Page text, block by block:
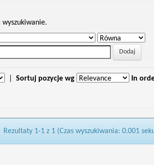
Sortuj pozycje wg In
Rezultaty 1-1 z 1 (Czas wyszukiwania: 0.001